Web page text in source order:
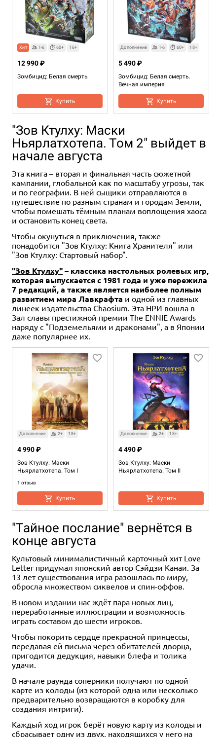
Хит 1-6 60+ 16+
Зомбицид: Белая смерть
12 990 ₽
Купить
Дополнение 1-6 60+ 18+
Зомбицид: Белая смерть.
Вечная империя
5 490 ₽
Купить
Перекрёстный огонь
3 990 ₽
Купить
60+
Терроркотовые ходоки и
лазуны
3 990 ₽
Божественные звери
3 490 ₽
Купить
"Зов Ктулху: Маски
Ньярлатхотепа. Том 2" выйдет в
начале августа
Эта книга – вторая и финальная часть сюжетной
кампании, глобальной как по масштабу угрозы, так
и по географии. В ней сыщики отправляются в
путешествие по разным странам и городам Земли,
чтобы помешать тёмным планам воплощения хаоса
и остановить конец света.
Чтобы окунуться в приключения, также
понадобится "Зов Ктулху: Книга Хранителя" или
"Зов Ктулху: Стартовый набор".
"Зов Ктулху"– классика настольных ролевых игр,
которая выпускается с 1981 года и уже пережила
7 редакций, а также является наиболее полным
развитием мира Лавкрафта и одной из главных
линеек издательства Chaosium. Эта НРИ вошла в
Зал славы престижной премии The ENNIE Awards
наряду с "Подземельями и драконами", а в Японии
даже популярнее их.
Дополнение 2+ 18+
Зов Ктулху: Маски
Ньярлатхотепа. Том I
1 отзыв
4 990 ₽
Купить
Дополнение 2+ 18+
Зов Ктулху: Маски
Ньярлатхотепа. Том II
4 490 ₽
Купить
Зов Ктулху: Маски
Ньярлатхотепа. Набор
Хранителя
1 отзыв
1 990 ₽
Уведомить о наличии
Зов Ктулху. Стартовый набор
27 отзывов
2 990 ₽
Уведомить о наличии
Зов Ктулху: Книга Хранителя.
Юбилейное издание
3 отзыва
5 990 ₽
Уведомить о наличии
Зов Ктулху. Книга сыщика
3 отзыва
2 990 ₽
Уведомить о наличии
"Тайное послание" вернётся в
конце августа
Культовый минималистичный карточный хит Love
Letter придумал японский автор Сэйдзи Канаи. За
13 лет существования игра разошлась по миру,
обросла множеством сиквелов и спин-оффов.
В новом издании нас ждёт пара новых лиц,
переработанные иллюстрации и возможность
играть составом до шести игроков.
Чтобы покорить сердце прекрасной принцессы,
передавая ей письма через обитателей дворца,
пригодится дедукция, навыки блефа и толика
удачи.
В начале раунда соперники получают по одной
карте из колоды (из которой одна или несколько
предварительно возвращаются в коробку для
создания интриги).
Каждый ход игрок берёт новую карту из колоды и
сбрасывает одну из двух, находящихся у него на